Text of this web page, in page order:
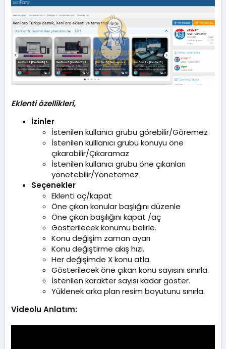
Eklenti özellikleri,
İzinler
İstenilen kullanıcı grubu görebilir/Göremez
İstenilen kulllanıcı grubu konuyu öne
çıkarabilir/Çıkaramaz
İstenilen kullanıcı grubu öne çıkanları
yönetebilir/Yönetemez
Seçenekler
Eklenti aç/kapat
Öne çıkan konular başlığını düzenle
Öne çıkan başılığını kapat /aç
Gösterilecek konumu belirle.
Konu değişim zaman ayarı
Konu değiştirme akış hızı.
Her değişimde X konu atla.
Gösterilecek öne çıkan konu sayısını sınırla.
İstenilen karakter sayısı kadar göster.
Yüklenek arka plan resim boyutunu sınırla.
Videolu Anlatım: